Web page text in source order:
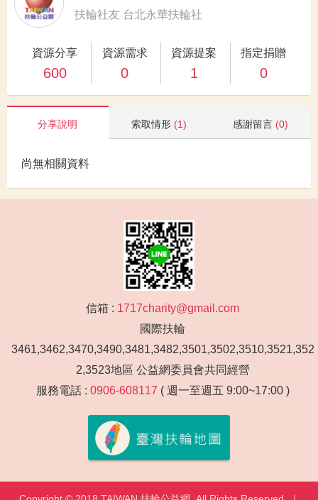
扶輪社友 台北永華扶輪社
資源分享
600
資源需求
0
資源提案
1
指定捐贈
0
分享說明 索取情形 (1) 感謝留言 (0)
尚無相關資料
信箱 : 1717charity@gmail.com
國際扶輪
3461,3462,3470,3490,3481,3482,3501,3502,3510,3521,352
2,3523地區 公益網委員會共同經營
服務電話 : 0906-608117 ( 週一至週五 9:00~17:00 )